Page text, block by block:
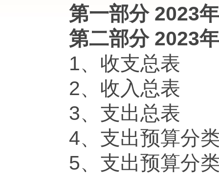
第一部分 2023
第二部分 2023
1、收支总表
2、收入总表
3、支出总表
4、支出预算分
5、支出预算分